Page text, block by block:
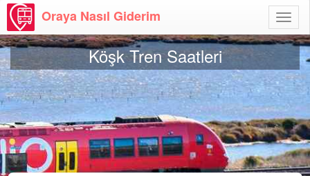
Aç
Oraya Nasıl Giderim
Köşk Tren Saatleri